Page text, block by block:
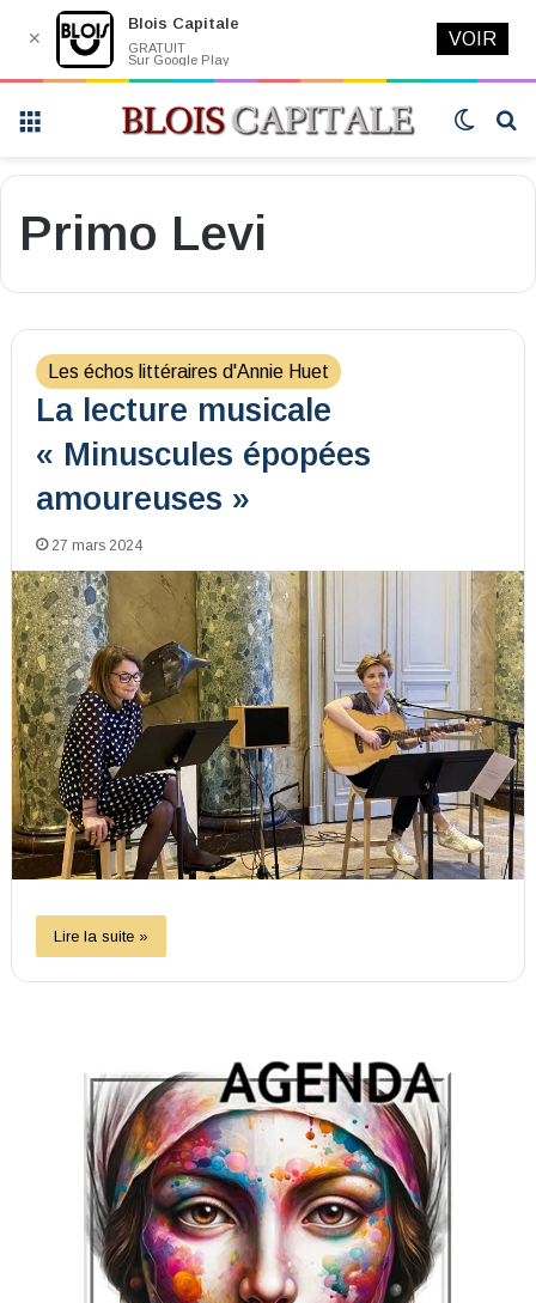
Switch
Primo Levi
Les échos littéraires d'Annie Huet
La lecture musicale
« Minuscules épopées
amoureuses »
27 mars 2024
Lire la suite »
✕
Blois Capitale
GRATUIT
Sur Google Play
VOIR